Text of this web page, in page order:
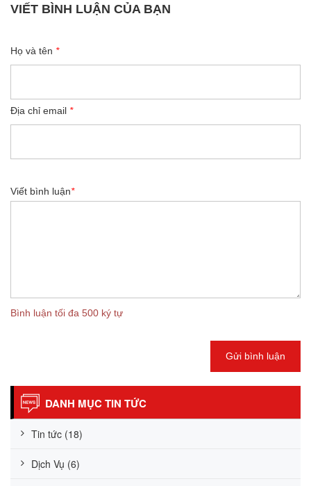
VIẾT BÌNH LUẬN CỦA BẠN
Họ và tên *
Địa chỉ email *
Viết bình luận*
Bình luận tối đa 500 ký tự
Gửi bình luận
DANH MỤC TIN TỨC
Tin tức (18)
Dịch Vụ (6)